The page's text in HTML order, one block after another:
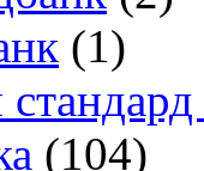
(1)
(104)